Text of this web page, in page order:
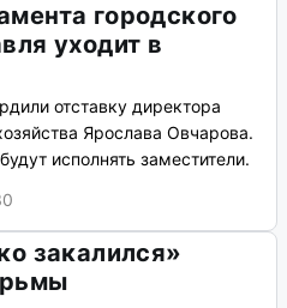
городского
уходит в
отставку директора
Ярослава Овчарова.
исполнять заместители.
закалился»